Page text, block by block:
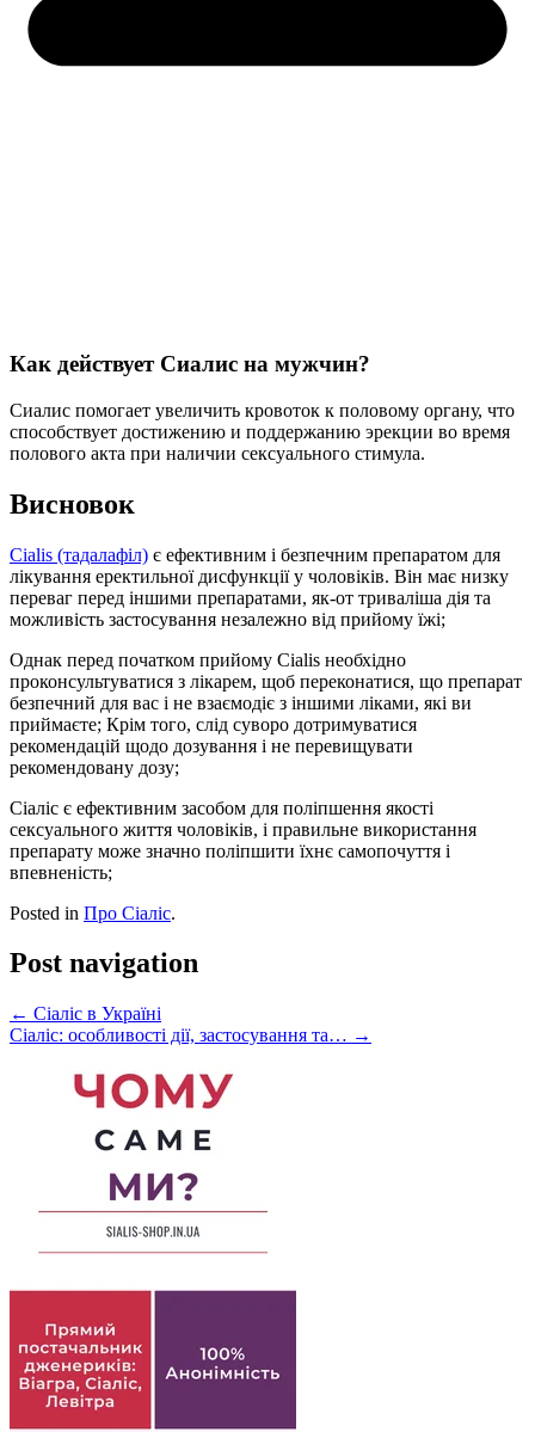
Как действует Сиалис на мужчин?
Сиалис помогает увеличить кровоток к половому органу, что
способствует достижению и поддержанию эрекции во время
полового акта при наличии сексуального стимула.
Висновок
Cialis (тадалафіл) є ефективним і безпечним препаратом для
лікування еректильної дисфункції у чоловіків. Він має низку
переваг перед іншими препаратами, як-от триваліша дія та
можливість застосування незалежно від прийому їжі;
Однак перед початком прийому Cialis необхідно
проконсультуватися з лікарем, щоб переконатися, що препарат
безпечний для вас і не взаємодіє з іншими ліками, які ви
приймаєте; Крім того, слід суворо дотримуватися
рекомендацій щодо дозування і не перевищувати
рекомендовану дозу;
Сіаліс є ефективним засобом для поліпшення якості
сексуального життя чоловіків, і правильне використання
препарату може значно поліпшити їхнє самопочуття і
впевненість;
Posted in Про Сіаліс.
Post navigation
← Сіаліс в Україні
Сіаліс: особливості дії, застосування та… →